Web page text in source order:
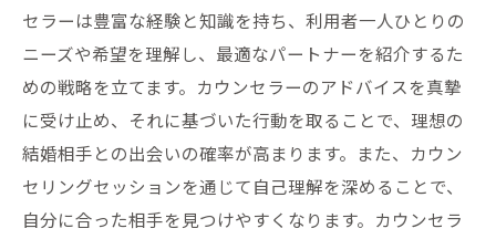
セラーは豊富な経験と知識を持ち、利用者一人ひとりの
ニーズや希望を理解し、最適なパートナーを紹介するた
めの戦略を立てます。カウンセラーのアドバイスを真摯
に受け止め、それに基づいた行動を取ることで、理想の
結婚相手との出会いの確率が高まります。また、カウン
セリングセッションを通じて自己理解を深めることで、
自分に合った相手を見つけやすくなります。カウンセラ